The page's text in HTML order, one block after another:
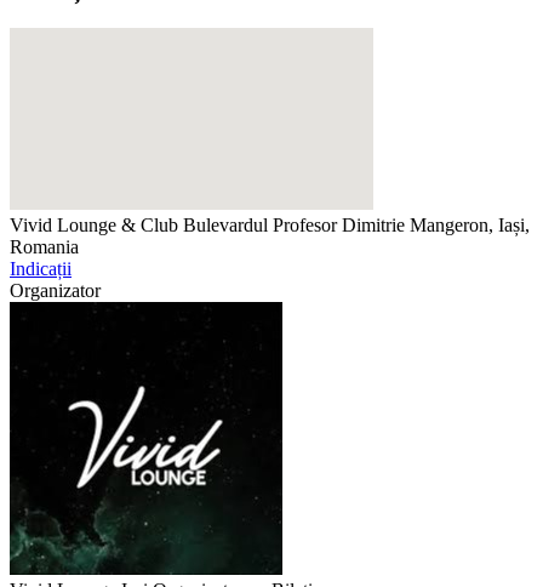
Vivid Lounge & Club Bulevardul Profesor Dimitrie Mangeron, Iași,
Romania
Indicații
Organizator